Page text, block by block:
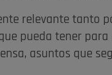
relevante tanto
pueda tener para
asuntos que